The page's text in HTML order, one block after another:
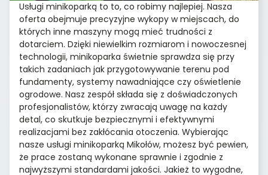
Usługi minikoparką to to, co robimy najlepiej. Nasza
oferta obejmuje precyzyjne wykopy w miejscach, do
których inne maszyny mogą mieć trudności z
dotarciem. Dzięki niewielkim rozmiarom i nowoczesnej
technologii, minikoparka świetnie sprawdza się przy
takich zadaniach jak przygotowywanie terenu pod
fundamenty, systemy nawadniające czy oświetlenie
ogrodowe. Nasz zespół składa się z doświadczonych
profesjonalistów, którzy zwracają uwagę na każdy
detal, co skutkuje bezpiecznymi i efektywnymi
realizacjami bez zakłócania otoczenia. Wybierając
nasze usługi minikoparką Mikołów, możesz być pewien,
że prace zostaną wykonane sprawnie i zgodnie z
najwyższymi standardami jakości. Jakież to wygodne,